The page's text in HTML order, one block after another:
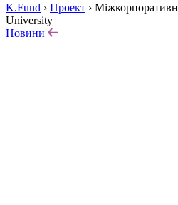
K.Fund › Проект ›
University
Новини